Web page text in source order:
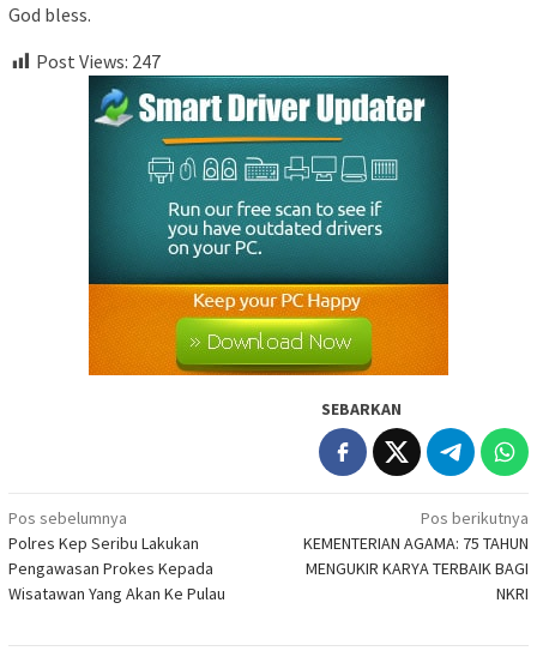
God bless.
Post Views: 247
SEBARKAN
Navigasi
pos
Pos sebelumnya
Polres Kep Seribu Lakukan
Pengawasan Prokes Kepada
Wisatawan Yang Akan Ke Pulau
Pos berikutnya
KEMENTERIAN AGAMA: 75 TAHUN
MENGUKIR KARYA TERBAIK BAGI
NKRI